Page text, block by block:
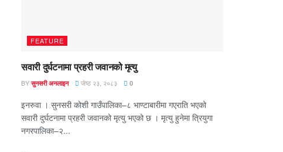
FEATURE
सवारी दुर्घटनामा प्रहरी जवानको मृत्यु
BY सुनसरी अनलाइन जेष्ठ २३, २०८३ 0
इनरुवा । सुनसरी कोशी गाउँपालिका–८ भाण्टाबारीमा गएराति भएको
सवारी दुर्घटनामा प्रहरी जवानको मृत्यु भएको छ । मृत्यु हुनेमा त्रियुगा
नगरपालिका–२...